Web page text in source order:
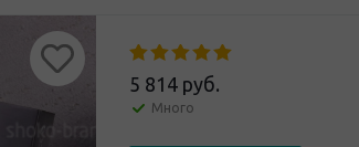
5 814 руб.
Много